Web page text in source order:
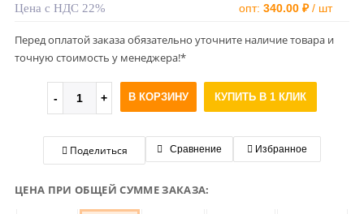
Цена с НДС 22% опт: 340.00 ₽/ шт
Перед оплатой заказа обязательно уточните наличие товара и
точную стоимость у менеджера!*
В КОРЗИНУ КУПИТЬ В 1 КЛИК
Поделиться Сравнение Избранное
ЦЕНА ПРИ ОБЩЕЙ СУММЕ ЗАКАЗА: